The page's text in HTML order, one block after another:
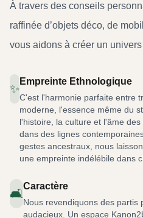
À travers des conseils
raffinée d’objets déco, de
vous aidons à créer un
✨
Empreinte Ethnologique
C'est l'harmonie parfaite entre
moderne, l'essence même du
l'histoire, la culture et l'âme
dans des lignes
gestes ancestraux, nous
une empreinte indélébile dans
🛋️
Caractère
Nous revendiquons des partis
audacieux. Un espace